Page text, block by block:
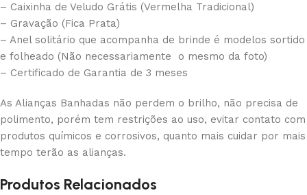
– Caixinha de Veludo Grátis (Vermelha Tradicional)
– Gravação (Fica Prata)
– Anel solitário que acompanha de brinde é modelos sortido
e folheado (Não necessariamente o mesmo da foto)
– Certificado de Garantia de 3 meses
As Alianças Banhadas não perdem o brilho, não precisa de
polimento, porém tem restrições ao uso, evitar contato com
produtos químicos e corrosivos, quanto mais cuidar por mais
tempo terão as alianças.
Produtos Relacionados